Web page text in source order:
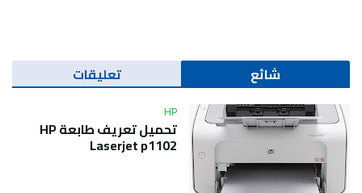
شائع تعليقات
HP
تحميل تعريف طابعة HP
Laserjet p1102